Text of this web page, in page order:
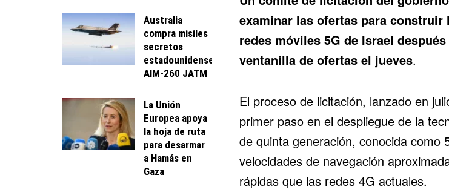
examinar las ofertaspara construir
redes móviles 5G de Israel
ventanilla de ofertas el jueves.
El proceso de licitación, lanzado en
primer paso en el despliegue de la
de quinta generación, conocida como
velocidades de navegación
rápidas que las redes 4G actuales.
Australia
compra misiles
secretos
estadounidenses
AIM-260 JATM
La Unión
Europea apoya
la hoja de ruta
para desarmar
a Hamás en
Gaza